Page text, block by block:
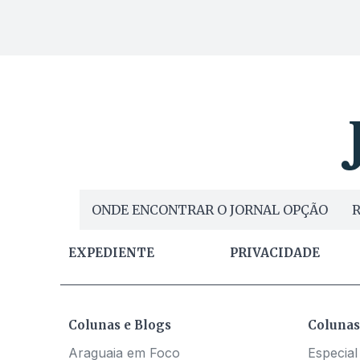
ONDE ENCONTRAR O JORNAL OPÇÃO
EXPEDIENTE PRIVACIDADE
Colunas e Blogs
Araguaia em Foco